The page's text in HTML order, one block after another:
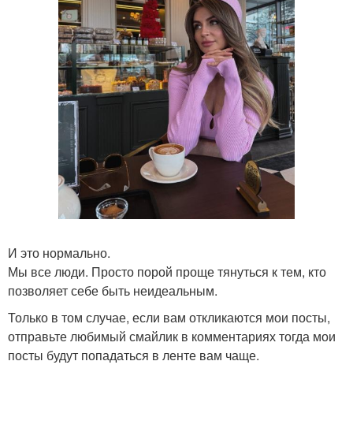
И это нормально.
Мы все люди. Просто порой проще тянуться к тем, кто
позволяет себе быть неидеальным.
Только в том случае, если вам откликаются мои посты,
отправьте любимый смайлик в комментариях тогда мои
посты будут попадаться в ленте вам чаще.